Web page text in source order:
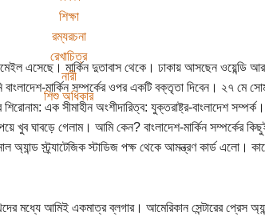
শিক্ষা
রম্যরচনা
রেখাচিত্র
নারী
শিশু অধিকার
এসেছে। মার্কিন দুতাবাস থেকে। ঢাকায় আসছেন ওয়েন্ডি আর
বাংলাদেশ-মার্কিন সম্পর্কের ওপর একটি বক্তৃতা দিবেন। ২৭ মে
এক সীমাহীন অংশীদারিত্ব: যুক্তরাষ্ট্র-বাংলাদেশ
খুব ঘাবড়ে গেলাম। আমি কেন? বাংলাদেশ-মার্কিন সম্পর্কের
অ্যান্ড স্ট্র্যাটেজিক স্টাডিজ পক্ষ থেকে আমন্ত্রণ কার্ড এলো।
মধ্যে আমিই একমাত্র ব্লগার। আমেরিকান সেন্টারের প্রেস